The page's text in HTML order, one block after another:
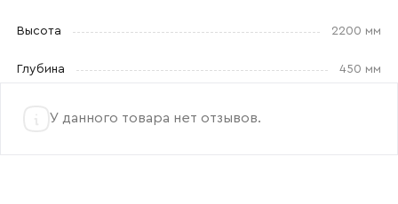
Высота 2200 мм
Глубина 450 мм
У данного товара нет отзывов.